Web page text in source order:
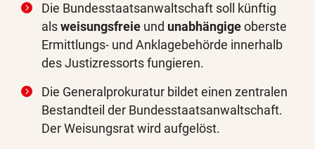
Die Bundesstaatsanwaltschaft soll künftig
alsweisungsfreie und unabhängigeoberste
Ermittlungs- und Anklagebehörde innerhalb
des Justizressorts fungieren.
Die Generalprokuratur bildet einen zentralen
Bestandteil der Bundesstaatsanwaltschaft.
Der Weisungsrat wird aufgelöst.